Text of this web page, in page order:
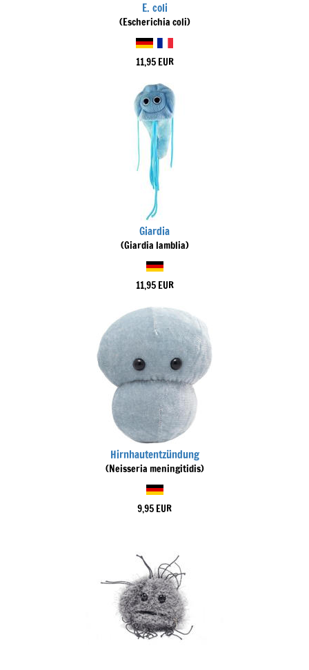
E. coli
(Escherichia coli)
11,95 EUR
Giardia
(Giardia lamblia)
11,95 EUR
Hirnhautentzündung
(Neisseria meningitidis)
9,95 EUR